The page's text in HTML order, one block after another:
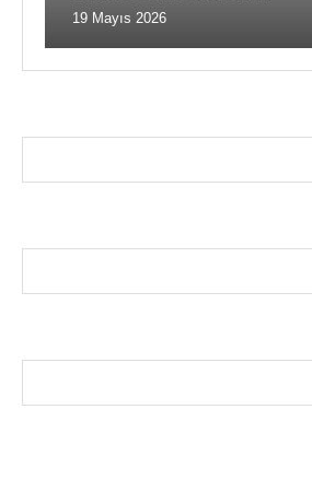
19 Mayıs 2026